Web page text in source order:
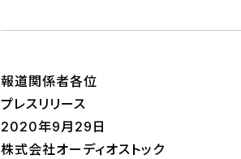
報道関係者各位
プレスリリース
2020年9月29日
株式会社オーディオストック